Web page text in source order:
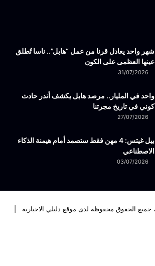
شهر واحد يعادل قرنا من عمل “هابل”.. ناسا تُطلق
عينها العظمى على الكون
31/07/2026
واحد في المليار.. مرصد هابل يكشف أندر حادث
كوني في تاريخ مجرتنا
27/07/2026
بيل غيتس: 4 مهن فقط ستصمد أمام هيمنة الذكاء
الاصطناعي
03/07/2026